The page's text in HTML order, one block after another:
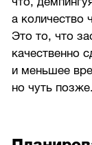
а количество
Это то, что
качественно
и меньшее
но чуть позже.